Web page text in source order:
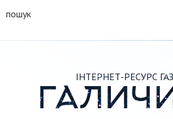
пошук
ІНТЕРНЕТ-РЕСУРС